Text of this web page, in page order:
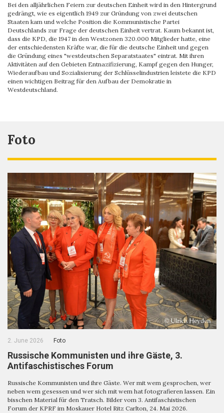
Bei den alljährlichen Feiern zur deutschen Einheit wird in den Hintergrund
gedrängt, wie es eigentlich 1949 zur Gründung von zwei deutschen
Staaten kam und welche Position die Kommunistische Partei
Deutschlands zur Frage der deutschen Einheit vertrat. Kaum bekannt ist,
dass die KPD, die 1947 in den Westzonen 320.000 Mitglieder hatte, eine
der entschiedensten Kräfte war, die für die deutsche Einheit und gegen
die Gründung eines "westdeutschen Separatstaates" eintrat. Mit ihren
Aktivitäten auf den Gebieten Entnazifizierung, Kampf gegen den Hunger,
Wiederaufbau und Sozialisierung der Schlüsselindustrien leistete die KPD
einen wichtigen Beitrag für den Aufbau der Demokratie in
Westdeutschland.
Foto
2. June 2026 Foto
Russische Kommunisten und ihre Gäste, 3.
Antifaschistisches Forum
Russische Kommunisten und ihre Gäste. Wer mit wem gesprochen, wer
neben wem gesessen und wer sich mit wem hat fotografieren lassen. Ein
bisschen Material für den Tratsch. Bilder vom 3. Antifaschistischen
Forum der KPRF im Moskauer Hotel Ritz Carlton, 24. Mai 2026.